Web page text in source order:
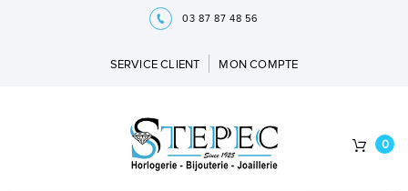
03 87 87 48 56
SERVICE CLIENT MON COMPTE
0